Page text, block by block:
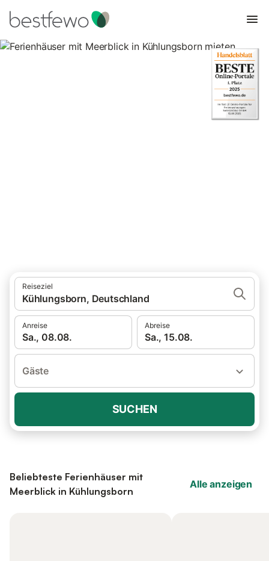
Reiseziel
Kühlungsborn, Deutschland
Anreise
Sa., 08.08.
Abreise
Sa., 15.08.
Gäste
SUCHEN
Beliebteste Ferienhäuser mit
Meerblick in Kühlungsborn
Alle anzeigen